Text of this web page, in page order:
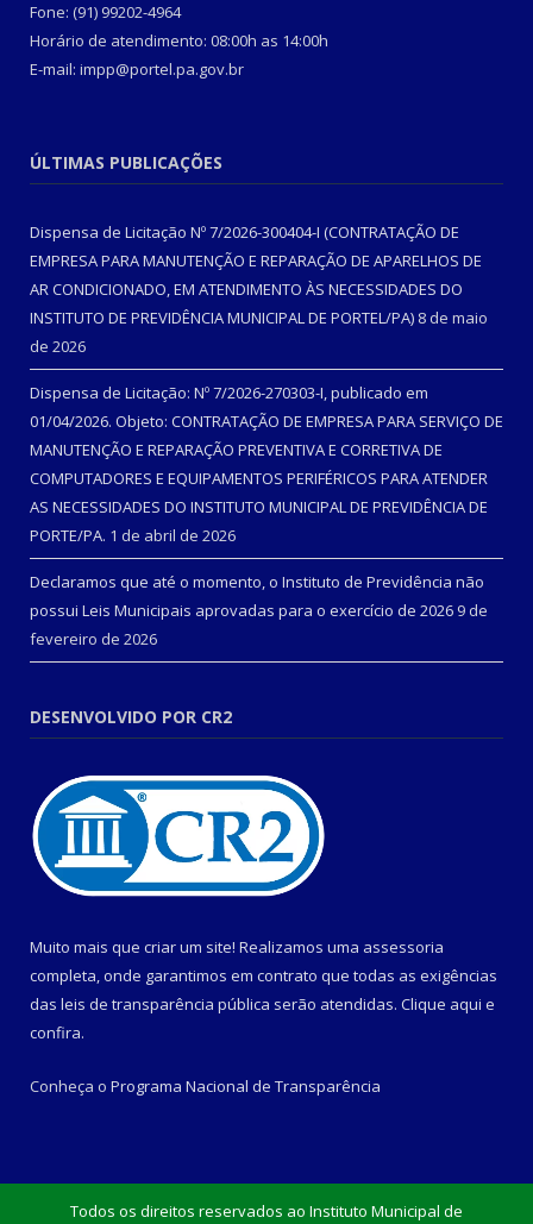
Fone: (91) 99202-4964
Horário de atendimento: 08:00h as 14:00h
E-mail: impp@portel.pa.gov.br
ÚLTIMAS PUBLICAÇÕES
Dispensa de Licitação Nº 7/2026-300404-I (CONTRATAÇÃO DE
EMPRESA PARA MANUTENÇÃO E REPARAÇÃO DE APARELHOS DE
AR CONDICIONADO, EM ATENDIMENTO ÀS NECESSIDADES DO
INSTITUTO DE PREVIDÊNCIA MUNICIPAL DE PORTEL/PA) 8 de maio
de 2026
Dispensa de Licitação: Nº 7/2026-270303-I, publicado em
01/04/2026. Objeto: CONTRATAÇÃO DE EMPRESA PARA SERVIÇO DE
MANUTENÇÃO E REPARAÇÃO PREVENTIVA E CORRETIVA DE
COMPUTADORES E EQUIPAMENTOS PERIFÉRICOS PARA ATENDER
AS NECESSIDADES DO INSTITUTO MUNICIPAL DE PREVIDÊNCIA DE
PORTE/PA. 1 de abril de 2026
Declaramos que até o momento, o Instituto de Previdência não
possui Leis Municipais aprovadas para o exercício de 2026 9 de
fevereiro de 2026
DESENVOLVIDO POR CR2
Muito mais que criar um site! Realizamos uma assessoria
completa, onde garantimos em contrato que todas as exigências
das leis de transparência pública serão atendidas. Clique aqui e
confira.
Conheça o Programa Nacional de Transparência
Todos os direitos reservados ao Instituto Municipal de